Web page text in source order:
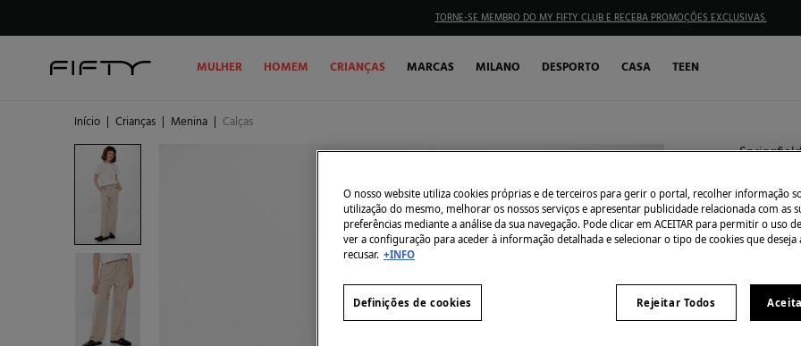
TORNE-SE MEMBRO DO MY FIFTY CLUB E RECEBA PROMOÇÕES EXCLUSIVAS.
MULHER HOMEM CRIANÇAS MARCAS MILANO DESPORTO CASA TEEN
Início | Crianças | Menina | Calças
€ 5,99
€ 22,99
camel
O nosso website utiliza cookies próprias e de terceiros para gerir o portal, recolher informação
utilização do mesmo, melhorar os nossos serviços e apresentar publicidade relacionada com as
preferências mediante a análise da sua navegação. Pode clicar em ACEITAR para permitir o uso
ver a configuração para aceder à informação detalhada e selecionar o tipo de cookies que deseja
recusar. +INFO
Rejeitar Todos
Definições de cookies